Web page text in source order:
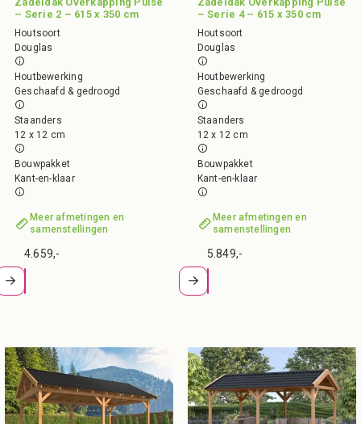
– Serie 2 – 615 x 350 cm
Houtsoort
Douglas
Houtbewerking
Geschaafd & gedroogd
Staanders
12 x 12 cm
Bouwpakket
Kant-en-klaar
Meer afmetingen en
samenstellingen
4.659,-
– Serie 4 – 615 x 350 cm
Houtsoort
Douglas
Houtbewerking
Geschaafd & gedroogd
Staanders
12 x 12 cm
Bouwpakket
Kant-en-klaar
Meer afmetingen en
samenstellingen
5.849,-